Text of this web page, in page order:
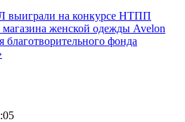
выиграли на конкурсе НТПП
женской одежды Avelon
благотворительного фонда